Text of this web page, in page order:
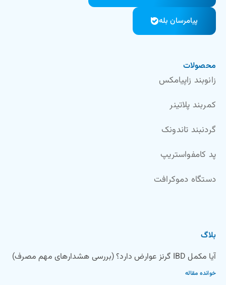
پیامرسان بله
محصولات
زانوبند زاپیامکس
کمربند پلاتینر
گردنبند تاندونک
پد کامفواستریپ
دستگاه دموکرافت
بلاگ
آیا مکمل IBD گرنز عوارض دارد؟ (بررسی هشدارهای مهم مصرف)
خوانده مقاله